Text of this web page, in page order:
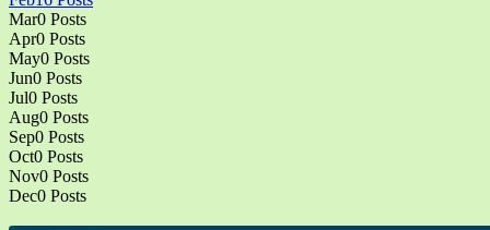
Mar0 Posts
Apr0 Posts
May0 Posts
Jun0 Posts
Jul0 Posts
Aug0 Posts
Sep0 Posts
Oct0 Posts
Nov0 Posts
Dec0 Posts